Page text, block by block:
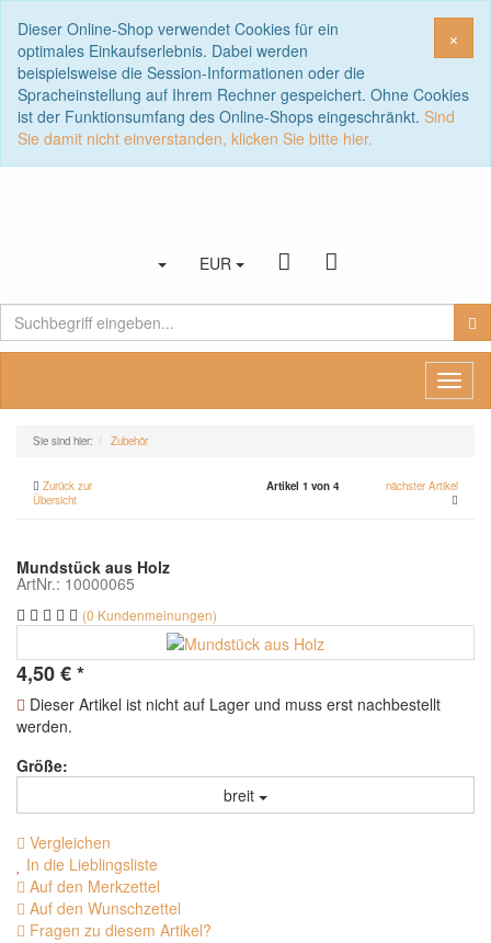
×
Dieser Online-Shop verwendet Cookies für ein
optimales Einkaufserlebnis. Dabei werden
beispielsweise die Session-Informationen oder die
Spracheinstellung auf Ihrem Rechner gespeichert. Ohne Cookies
ist der Funktionsumfang des Online-Shops eingeschränkt. Sind
Sie damit nicht einverstanden, klicken Sie bitte hier.
EUR
Sie sind hier: Zubehör
Zurück zur
Übersicht
Artikel 1 von 4 nächster Artikel
Mundstück aus Holz
ArtNr.: 10000065
(0 Kundenmeinungen)
4,50€*
Dieser Artikel ist nicht auf Lager und muss erst nachbestellt
werden.
Größe:
breit
Vergleichen
In die Lieblingsliste
Auf den Merkzettel
Auf den Wunschzettel
Fragen zu diesem Artikel?